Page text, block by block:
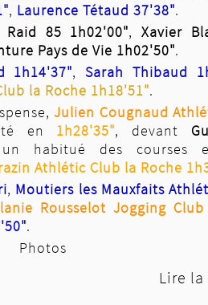
, Laurence Tétaud 37'38".
85 1h02'00", Xavier
Pays de Vie 1h02'50".
1h14'37", Sarah Thibaud
la Roche 1h18'51".
Julien Cougnaud
en 1h28'35", devant
habitué des courses
Athlétic Club la Roche
, Moutiers les Mauxfaits
Rousselot Jogging
.
Photos
Lire